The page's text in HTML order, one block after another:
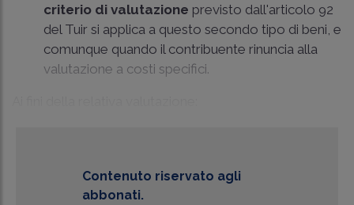
criterio di valutazione previsto dall'articolo 92
del Tuir si applica a questo secondo tipo di beni, e
comunque quando il contribuente rinuncia alla
valutazione a costi specifici.
Contenuto riservato agli
abbonati.